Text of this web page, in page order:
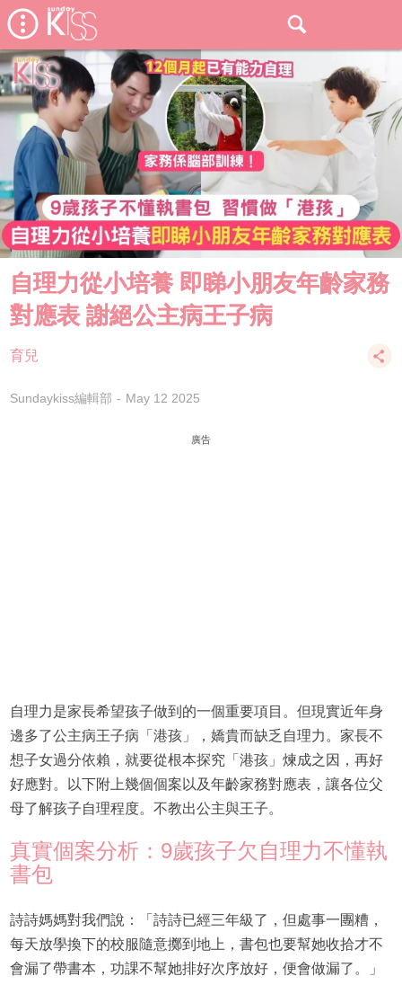
自理力從小培養 即睇小朋友年齡家務
對應表 謝絕公主病王子病
育兒
Sundaykiss編輯部 May 12 2025
廣告
自理力是家長希望孩子做到的一個重要項目。但現實近年身
邊多了公主病王子病「港孩」，嬌貴而缺乏自理力。家長不
想子女過分依賴，就要從根本探究「港孩」煉成之因，再好
好應對。以下附上幾個個案以及年齡家務對應表，讓各位父
母了解孩子自理程度。不教出公主與王子。
真實個案分析：9歲孩子欠自理力不懂執
書包
詩詩媽媽對我們說：「詩詩已經三年級了，但處事一團糟，
每天放學換下的校服隨意擲到地上，書包也要幫她收拾才不
會漏了帶書本，功課不幫她排好次序放好，便會做漏了。」